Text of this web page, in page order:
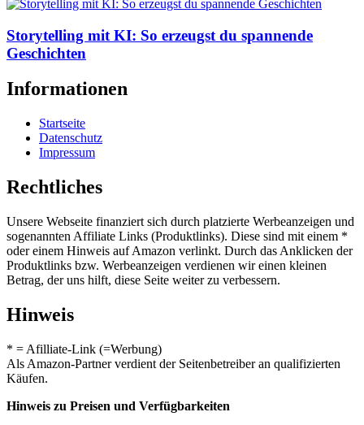
Storytelling mit KI: So erzeugst du spannende
Geschichten
Informationen
Startseite
Datenschutz
Impressum
Rechtliches
Unsere Webseite finanziert sich durch platzierte Werbeanzeigen und
sogenannten Affiliate Links (Produktlinks). Diese sind mit einem *
oder einem Hinweis auf Amazon verlinkt. Durch das Anklicken der
Produktlinks bzw. Werbeanzeigen verdienen wir einen kleinen
Betrag, der uns hilft, diese Seite weiter zu verbessern.
Hinweis
* = Afilliate-Link (=Werbung)
Als Amazon-Partner verdient der Seitenbetreiber an qualifizierten
Käufen.
Hinweis zu Preisen und Verfügbarkeiten